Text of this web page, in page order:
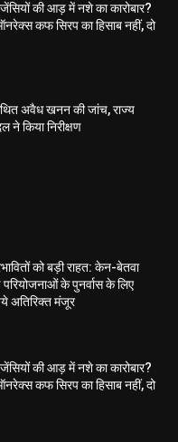
की आड़ में नशे का कारोबार?
कफ सिरप का हिसाब नहीं, दो
अवैध खनन की जांच, राज्य
ने किया निरीक्षण
को बड़ी राहत: केन-बेतवा
के पुनर्वास के लिए
अतिरिक्त मंजूर
की आड़ में नशे का कारोबार?
कफ सिरप का हिसाब नहीं, दो